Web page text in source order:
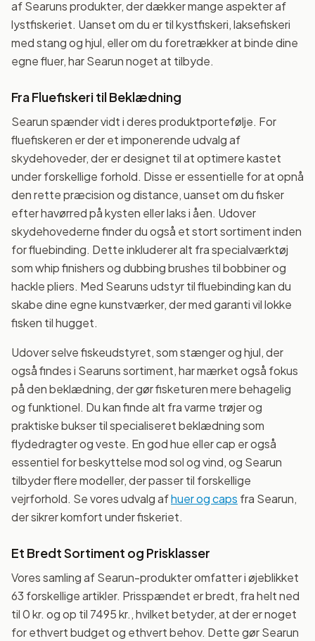
af Searuns produkter, der dækker mange aspekter af
lystfiskeriet. Uanset om du er til kystfiskeri, laksefiskeri
med stang og hjul, eller om du foretrækker at binde dine
egne fluer, har Searun noget at tilbyde.
Fra Fluefiskeri til Beklædning
Searun spænder vidt i deres produktportefølje. For
fluefiskeren er der et imponerende udvalg af
skydehoveder, der er designet til at optimere kastet
under forskellige forhold. Disse er essentielle for at opnå
den rette præcision og distance, uanset om du fisker
efter havørred på kysten eller laks i åen. Udover
skydehovederne finder du også et stort sortiment inden
for fluebinding. Dette inkluderer alt fra specialværktøj
som whip finishers og dubbing brushes til bobbiner og
hackle pliers. Med Searuns udstyr til fluebinding kan du
skabe dine egne kunstværker, der med garanti vil lokke
fisken til hugget.
Udover selve fiskeudstyret, som stænger og hjul, der
også findes i Searuns sortiment, har mærket også fokus
på den beklædning, der gør fisketuren mere behagelig
og funktionel. Du kan finde alt fra varme trøjer og
praktiske bukser til specialiseret beklædning som
flydedragter og veste. En god hue eller cap er også
essentiel for beskyttelse mod sol og vind, og Searun
tilbyder flere modeller, der passer til forskellige
vejrforhold. Se vores udvalg afhuer og caps fra Searun,
der sikrer komfort under fiskeriet.
Et Bredt Sortiment og Prisklasser
Vores samling af Searun-produkter omfatter i øjeblikket
63 forskellige artikler. Prisspændet er bredt, fra helt ned
til 0 kr. og op til 7495 kr., hvilket betyder, at der er noget
for ethvert budget og ethvert behov. Dette gør Searun